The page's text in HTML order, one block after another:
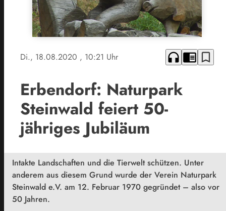
Di., 18.08.2020 , 10:21 Uhr headphones chrome_reader_mode bookmark_border
Erbendorf: Naturpark
Steinwald feiert 50-
jähriges Jubiläum
Intakte Landschaften und die Tierwelt schützen. Unter
anderem aus diesem Grund wurde der Verein Naturpark
Steinwald e.V. am 12. Februar 1970 gegründet – also vor
50 Jahren.